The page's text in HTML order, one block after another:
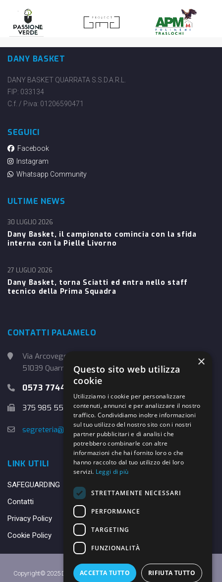
DANY BASKET
DANY BASKET QUARRATA S.S.D.A.R.L.
FIP: 033134
C.f. / P.iva: 01206590471
SEGUICI
Facebook
Instagram
Whatsapp Community
ULTIME NEWS
Dany Basket, il campionato comincia con la sfida
interna con la Pielle Livorno
30 LUGLIO 2026
Dany Basket, torna Sciatti ed entra nello staff
tecnico della Prima Squadra
27 LUGLIO 2026
CONTATTI PALAMELO
Via Arcoveggio, 4
51039 Quarrata (PT)
0573 774457
375 985 5526
segreteria@danybasket.it
LINK UTILI
SAFEGUARDING
Contatti
Privacy Policy
Cookie Policy
Copyright© 2025 DANY BASKET QUARRATA S.S.D.A.R.L. -Privacy Policy
×
Questo sito web utilizza
cookie
Utilizziamo i cookie per personalizzare
contenuti, annunci e per analizzare il nostro
traffico. Condividiamo inoltre informazioni
sul tuo utilizzo del nostro sito con i nostri
partner pubblicitari e di analisi che
potrebbero combinarle con altre
informazioni che hai fornito loro o che
hanno raccolto dal tuo utilizzo dei loro
servizi. Leggi di più
STRETTAMENTE NECESSARI
PERFORMANCE
TARGETING
FUNZIONALITÀ
ACCETTA TUTTO RIFIUTA TUTTO